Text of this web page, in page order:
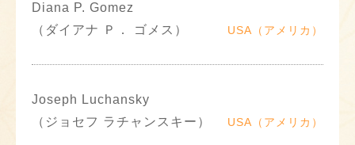
Diana P. Gomez
（ダイアナ Ｐ． ゴメス）
USA（アメリカ）
Joseph Luchansky
（ジョセフ ラチャンスキー）
USA（アメリカ）